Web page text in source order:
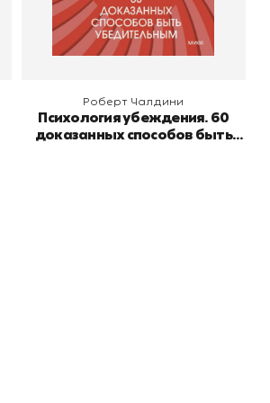
В корзину
Роберт Чалдини
Психология убеждения. 60
доказанных способов быть